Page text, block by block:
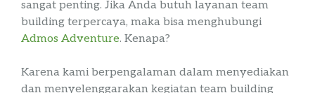
sangat penting. Jika Anda butuh layanan team
building terpercaya, maka bisa menghubungi
Admos Adventure. Kenapa?
Karena kami berpengalaman dalam menyediakan
dan menyelenggarakan kegiatan team building